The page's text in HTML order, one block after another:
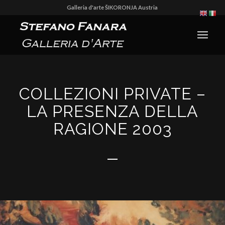
Galleria d'arte ŠIKORONJA Austria
COLLEZIONI PRIVATE –
LA PRESENZA DELLA
RAGIONE 2003